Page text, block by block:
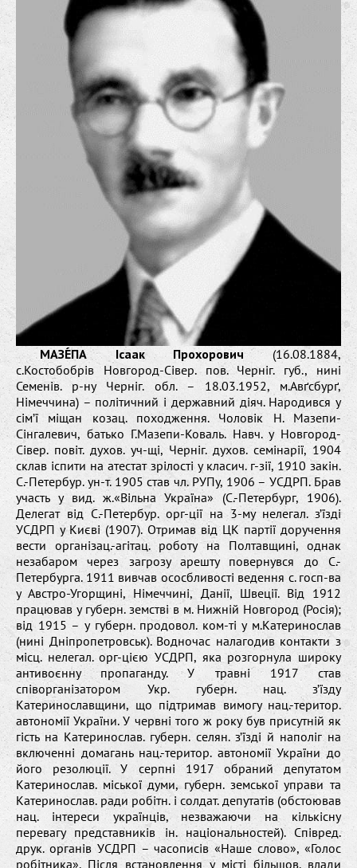
МАЗЕ́ПА Ісаак Прохорович (16.08.1884,
с.Костобобрів Новгород-Сівер. пов. Черніг. губ., нині
Семенів. р-ну Черніг. обл. – 18.03.1952, м.Авґсбурґ,
Німеччина) – політичний і державний діяч. Народився у
сім’ї міщан козац. походження. Чоловік Н. Мазепи-
Сінгалевич, батько Г.Мазепи-Коваль. Навч. у Новгород-
Сівер. повіт. духов. уч-щі, Черніг. духов. семінарії, 1904
склав іспити на атестат зрілості у класич. г-зії, 1910 закін.
С.-Петербур. ун-т. 1905 став чл. РУПу, 1906 – УСДРП. Брав
участь у вид. ж.«Вільна Україна» (С.-Петербург, 1906).
Делегат від С.-Петербур. орг-ції на 3-му нелегал. з’їзді
УСДРП у Києві (1907). Отримав від ЦК партії доручення
вести організац.-агітац. роботу на Полтавщині, однак
незабаром через загрозу арешту повернувся до С.-
Петербурга. 1911 вивчав ососбливості ведення с. госп-ва
у Австро-Угорщині, Німеччині, Данії, Швеції. Від 1912
працював у губерн. земстві в м. Нижній Новгород (Росія);
від 1915 – у губерн. продовол. ком-ті у м.Катеринослав
(нині Дніпропетровськ). Водночас налагодив контакти з
місц. нелегал. орг-цією УСДРП, яка розгорнула широку
антивоєнну пропаганду. У травні 1917 став
співорганізатором Укр. губерн. нац. з’їзду
Катеринославщини, що підтримав вимогу нац.-територ.
автономії України. У червні того ж року був присутній як
гість на Катеринослав. губерн. селян. з’їзді й наполіг на
включенні домагань нац.-територ. автономії України до
його резолюції. У серпні 1917 обраний депутатом
Катеринослав. міської думи, губерн. земської управи та
Катеринослав. ради робітн. і солдат. депутатів (обстоював
нац. інтереси українців, незважаючи на кількісну
перевагу представників ін. національностей). Співред.
друк. органів УСДРП – часописів «Наше слово», «Голос
робітника». Після встановлення у місті більшов. влади